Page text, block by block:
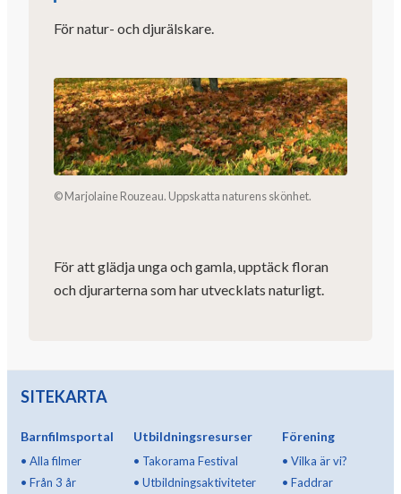
För natur- och djurälskare.
© Marjolaine Rouzeau. Uppskatta naturens skönhet.
För att glädja unga och gamla, upptäck floran
och djurarterna som har utvecklats naturligt.
SITEKARTA
Barnfilmsportal
• Alla filmer
• Från 3 år
Utbildningsresurser
• Takorama Festival
• Utbildningsaktiviteter
Förening
•Vilka är vi?
•Faddrar